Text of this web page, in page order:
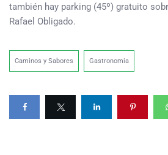
también hay parking (45º) gratuito
Rafael Obligado.
Caminos y Sabores Gastronomia